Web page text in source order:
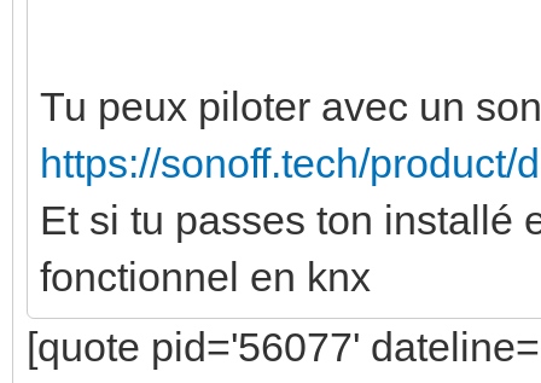
Tu peux piloter avec un
https://sonoff.tech/product/
Et si tu passes ton installé
fonctionnel en knx
[quote pid='56077'